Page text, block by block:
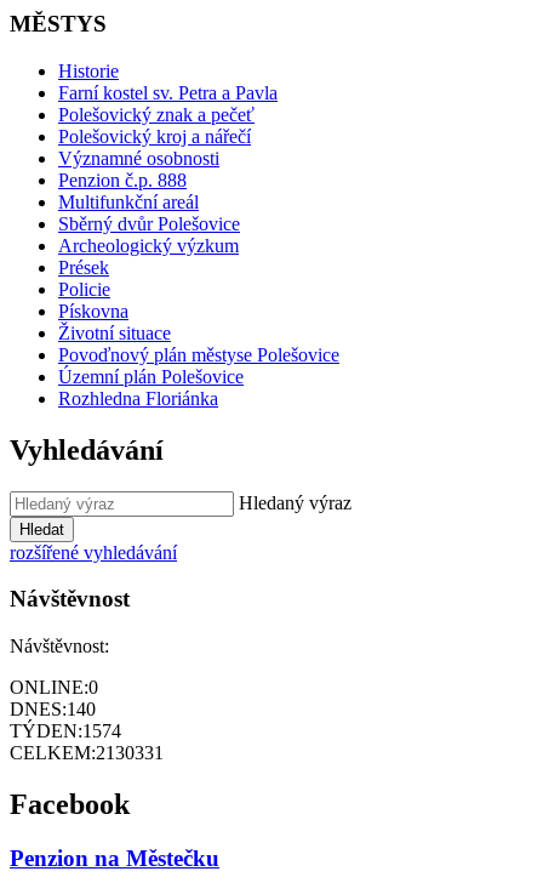
MĚSTYS
Historie
Farní kostel sv. Petra a Pavla
Polešovický znak a pečeť
Polešovický kroj a nářečí
Významné osobnosti
Penzion č.p. 888
Multifunkční areál
Sběrný dvůr Polešovice
Archeologický výzkum
Prések
Policie
Pískovna
Životní situace
Povoďnový plán městyse Polešovice
Územní plán Polešovice
Rozhledna Floriánka
Vyhledávání
Hledaný výraz
Hledat
rozšířené vyhledávání
Návštěvnost
Návštěvnost:
ONLINE:0
DNES:140
TÝDEN:1574
CELKEM:2130331
Facebook
Penzion na Městečku